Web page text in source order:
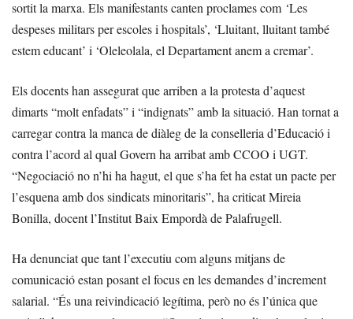
sortit la marxa. Els manifestants canten proclames com ‘Les
despeses militars per escoles i hospitals’, ‘Lluitant, lluitant també
estem educant’ i ‘Oleleolala, el Departament anem a cremar’.
Els docents han assegurat que arriben a la protesta d’aquest
dimarts “molt enfadats” i “indignats” amb la situació. Han tornat a
carregar contra la manca de diàleg de la conselleria d’Educació i
contra l’acord al qual Govern ha arribat amb CCOO i UGT.
“Negociació no n’hi ha hagut, el que s’ha fet ha estat un pacte per
l’esquena amb dos sindicats minoritaris”, ha criticat Mireia
Bonilla, docent l’Institut Baix Empordà de Palafrugell.
Ha denunciat que tant l’executiu com alguns mitjans de
comunicació estan posant el focus en les demandes d’increment
salarial. “És una reivindicació legítima, però no és l’única que